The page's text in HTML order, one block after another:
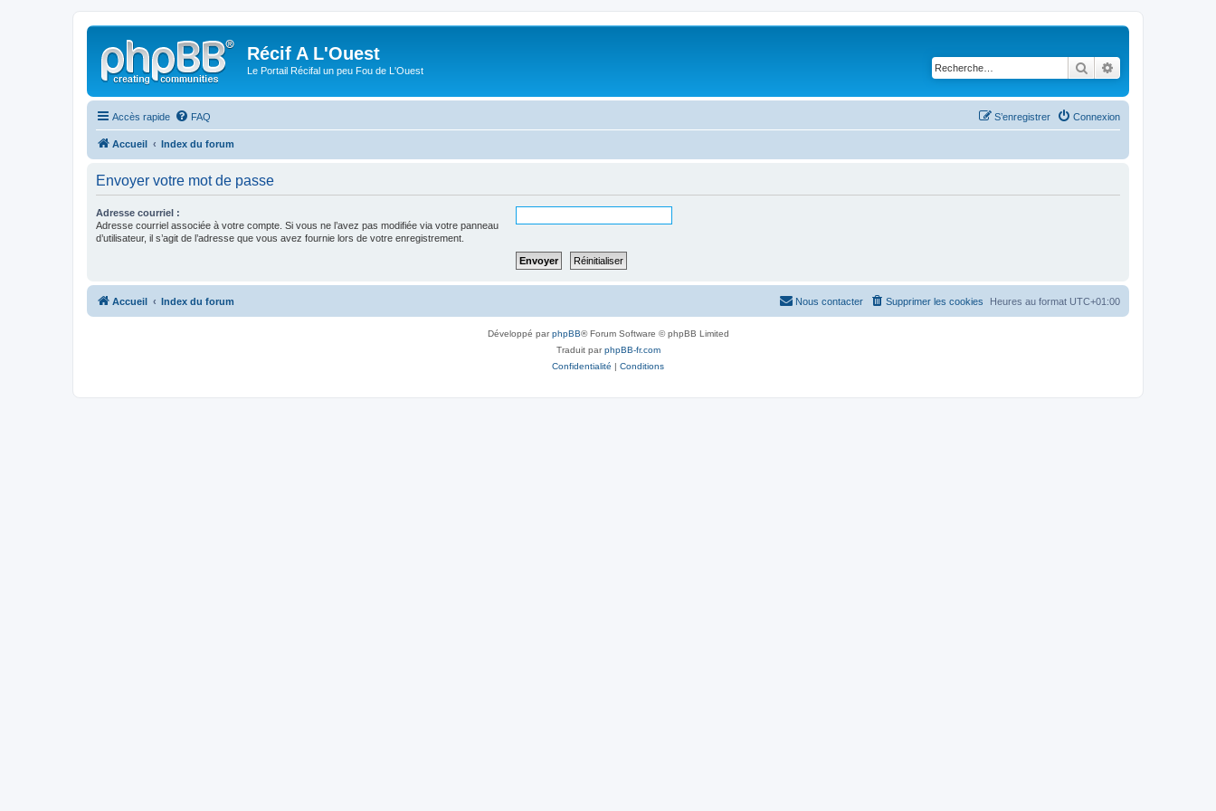
Récif A L'Ouest
Le Portail Récifal un peu Fou de L'Ouest Rechercher
Accès rapide FAQ Connexion
S’enregistrer
Accueil Index du forum
Envoyer votre mot de passe
Adresse courriel :
Adresse courriel associée à votre compte. Si vous ne l’avez pas modifiée via votre panneau
d’utilisateur, il s’agit de l’adresse que vous avez fournie lors de votre enregistrement.
Accueil Index du forum Heures au format UTC+01:00
Supprimer les cookies
Nous contacter
Développé parphpBB® Forum Software © phpBB Limited
Traduit parphpBB-fr.com
Confidentialité | Conditions